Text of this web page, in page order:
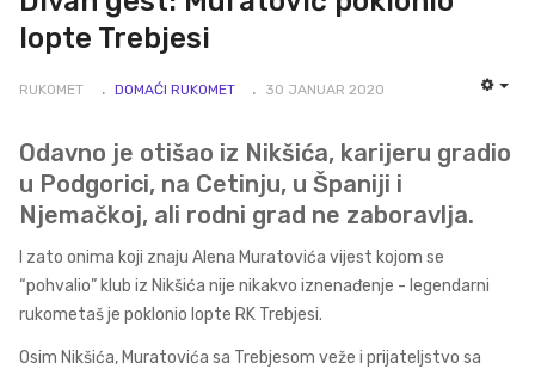
lopte Trebjesi
RUKOMET DOMAĆI RUKOMET 30 JANUAR 2020
Odavno je otišao iz Nikšića, karijeru gradio
u Podgorici, na Cetinju, u Španiji i
Njemačkoj, ali rodni grad ne zaboravlja.
I zato onima koji znaju Alena Muratovića vijest kojom se
“pohvalio” klub iz Nikšića nije nikakvo iznenađenje - legendarni
rukometaš je poklonio lopte RK Trebjesi.
Osim Nikšića, Muratovića sa Trebjesom veže i prijateljstvo sa